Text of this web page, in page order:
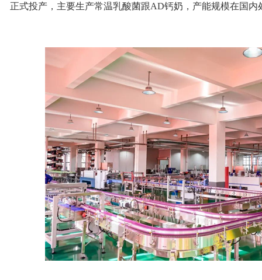
正式投产，主要生产常温乳酸菌跟AD钙奶，产能规模在国内